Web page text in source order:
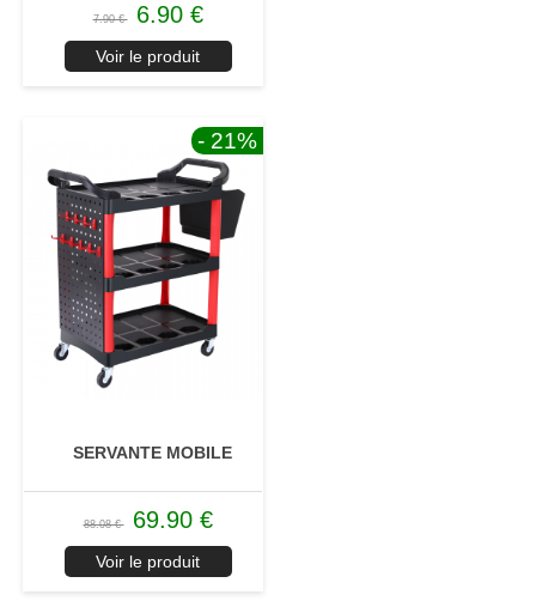
7.90 € 6.90 €
Voir le produit
- 21%
SERVANTE MOBILE
88.08 € 69.90 €
Voir le produit